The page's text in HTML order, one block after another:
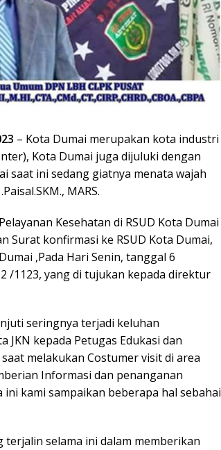
– Kota Dumai merupakan kota industri
Kota Dumai juga dijuluki dengan
saat ini sedang giatnya menata wajah
MARS.
Kesehatan di RSUD Kota Dumai
Surat konfirmasi ke RSUD Kota Dumai,
,Pada Hari Senin, tanggal 6
/1123, yang di tujukan kepada direktur
seringnya terjadi keluhan
kepada Petugas Edukasi dan
melakukan Costumer visit di area
Informasi dan penanganan
ini kami sampaikan beberapa hal sebahai
terjalin selama ini dalam memberikan